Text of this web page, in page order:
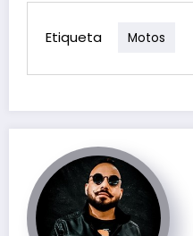
Etiqueta Motos